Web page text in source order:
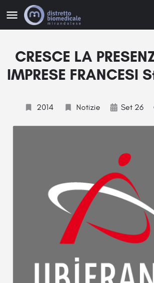
CRESCE LA
IMPRESE FRANCESI
2014 Notizie Set 26